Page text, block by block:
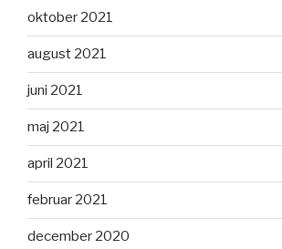
oktober 2021
august 2021
juni 2021
maj 2021
april 2021
februar 2021
december 2020